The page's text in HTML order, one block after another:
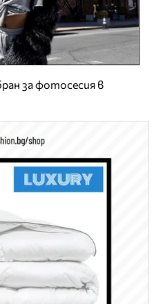
за фотосесия в